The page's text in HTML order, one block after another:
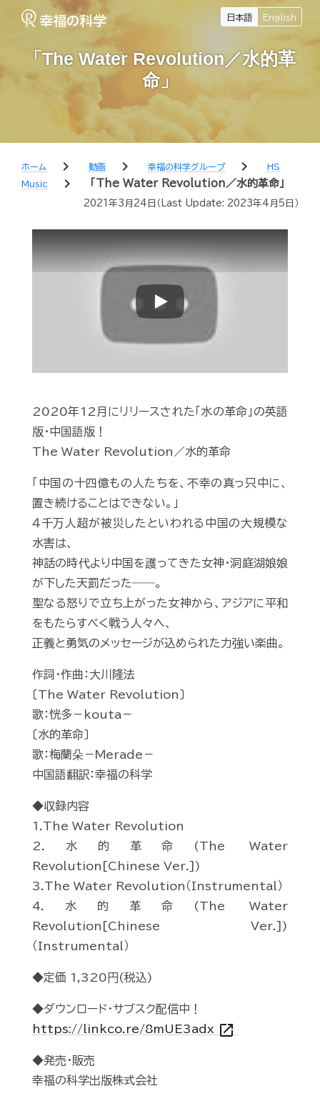
日本語 English
「The Water Revolution／水的革
命」
ホーム chevron_right 動画 chevron_right 幸福の科学グループ chevron_right
HS
Music
chevron_right 「The Water Revolution／水的革命」
2021年3月24日 （Last Update: 2023年4月5日 ）
Play
2020年12月にリリースされた「水の革命」の英語
版・中国語版！
The Water Revolution／水的革命
「中国の十四億もの人たちを、不幸の真っ只中に、
置き続けることはできない。」
４千万人超が被災したといわれる中国の大規模な
水害は、
神話の時代より中国を護ってきた女神・洞庭湖娘娘
が下した天罰だった――。
聖なる怒りで立ち上がった女神から、アジアに平和
をもたらすべく戦う人々へ、
正義と勇気のメッセージが込められた力強い楽曲。
作詞・作曲：大川隆法
〔The Water Revolution〕
歌：恍多－kouta－
〔水的革命〕
歌：梅蘭朵－Merade－
中国語翻訳：幸福の科学
◆収録内容
1.The Water Revolution
2.水的革命(The Water
Revolution[Chinese Ver.])
3.The Water Revolution（Instrumental）
4.水的革命(The Water
Revolution[Chinese Ver.])
（Instrumental）
◆定価 1,320円(税込)
◆ダウンロード・サブスク配信中！
https://linkco.re/8mUE3adx open_in_new
◆発売・販売
幸福の科学出版株式会社